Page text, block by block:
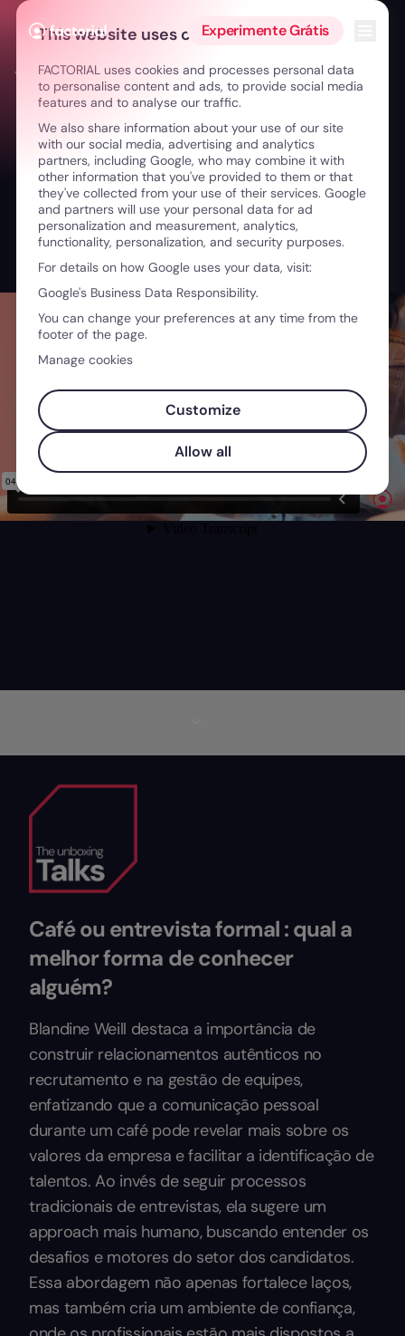
Ir para o conteúdo
Experimente Grátis
← Empreender com energia: networking, desporto e limites
Café ou entrevista formal : qual a
melhor forma de conhecer
alguém?
Blandine Weill destaca a importância de
construir relacionamentos autênticos no
recrutamento e na gestão de equipes,
enfatizando que a comunicação pessoal
durante um café pode revelar mais sobre os
valores da empresa e facilitar a identificação de
talentos. Ao invés de seguir processos
tradicionais de entrevistas, ela sugere um
approach mais humano, buscando entender os
desafios e motores do setor dos candidatos.
Essa abordagem não apenas fortalece laços,
mas também cria um ambiente de confiança,
This website uses cookies
FACTORIAL uses cookies and processes personal data
to personalise content and ads, to provide social media
features and to analyse our traffic.
We also share information about your use of our site
with our social media, advertising and analytics
partners, including Google, who may combine it with
other information that you've provided to them or that
they've collected from your use of their services. Google
and partners will use your personal data for ad
personalization and measurement, analytics,
functionality, personalization, and security purposes.
For details on how Google uses your data, visit:
Google's Business Data Responsibility.
You can change your preferences at any time from the
footer of the page.
Manage cookies
Customize
Allow all